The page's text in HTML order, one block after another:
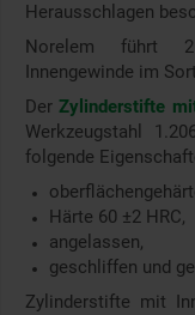
Herausschlagen
Norelem führt 2
Innengewinde im
DerZylinderstifte
Werkzeugstahl
folgende
Härte 60 ±2 HRC,
angelassen,
geschliffen und
Zylinderstifte mit